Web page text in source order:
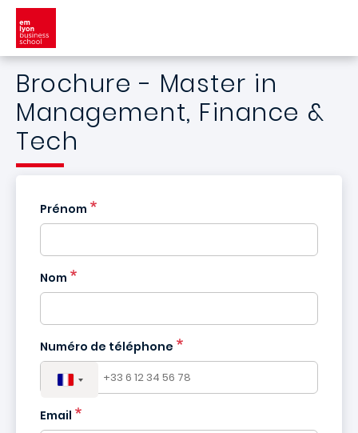
Aller au contenu principal
Brochure - Master in
Management, Finance &
Tech
Prénom
Nom
Numéro de téléphone
France
Email